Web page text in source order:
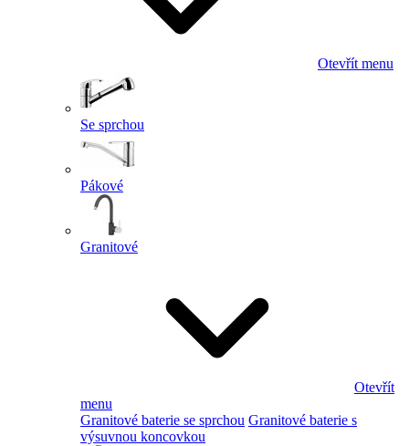
Otevřít menu
Se sprchou
Pákové
Granitové
Otevřít
menu
Granitové baterie se sprchou Granitové baterie s
výsuvnou koncovkou